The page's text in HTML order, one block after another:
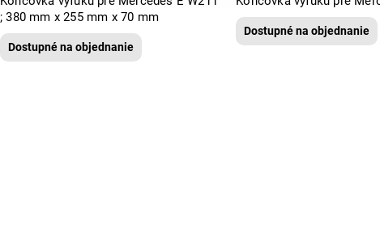
; 380 mm x 255 mm x 70 mm
Dostupné na objednanie
Dostupné na objednanie